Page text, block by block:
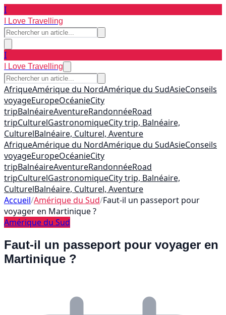
I
I Love Travelling
I
I Love Travelling
AfriqueAmérique du NordAmérique du SudAsieConseils
voyageEuropeOcéanieCity
tripBalnéaireAventureRandonnéeRoad
tripCulturelGastronomiqueCity trip, Balnéaire,
CulturelBalnéaire, Culturel, Aventure
AfriqueAmérique du NordAmérique du SudAsieConseils
voyageEuropeOcéanieCity
tripBalnéaireAventureRandonnéeRoad
tripCulturelGastronomiqueCity trip, Balnéaire,
CulturelBalnéaire, Culturel, Aventure
Accueil/Amérique du Sud/Faut-il un passeport pour
voyager en Martinique ?
Amérique du Sud
Faut-il un passeport pour voyager en
Martinique ?